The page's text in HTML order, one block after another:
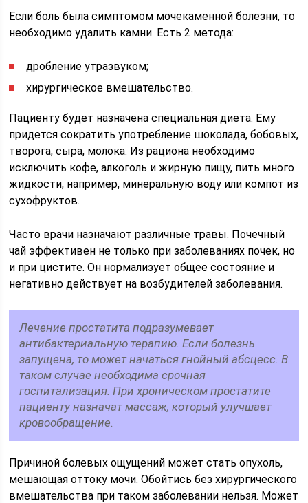
Если боль была симптомом мочекаменной болезни, то
необходимо удалить камни. Есть 2 метода:
дробление утразвуком;
хирургическое вмешательство.
Пациенту будет назначена специальная диета. Ему
придется сократить употребление шоколада, бобовых,
творога, сыра, молока. Из рациона необходимо
исключить кофе, алкоголь и жирную пищу, пить много
жидкости, например, минеральную воду или компот из
сухофруктов.
Часто врачи назначают различные травы. Почечный
чай эффективен не только при заболеваниях почек, но
и при цистите. Он нормализует общее состояние и
негативно действует на возбудителей заболевания.
Лечение простатита подразумевает
антибактериальную терапию. Если болезнь
запущена, то может начаться гнойный абсцесс. В
таком случае необходима срочная
госпитализация. При хроническом простатите
пациенту назначат массаж, который улучшает
кровообращение.
Причиной болевых ощущений может стать опухоль,
мешающая оттоку мочи. Обойтись без хирургического
вмешательства при таком заболевании нельзя. Может